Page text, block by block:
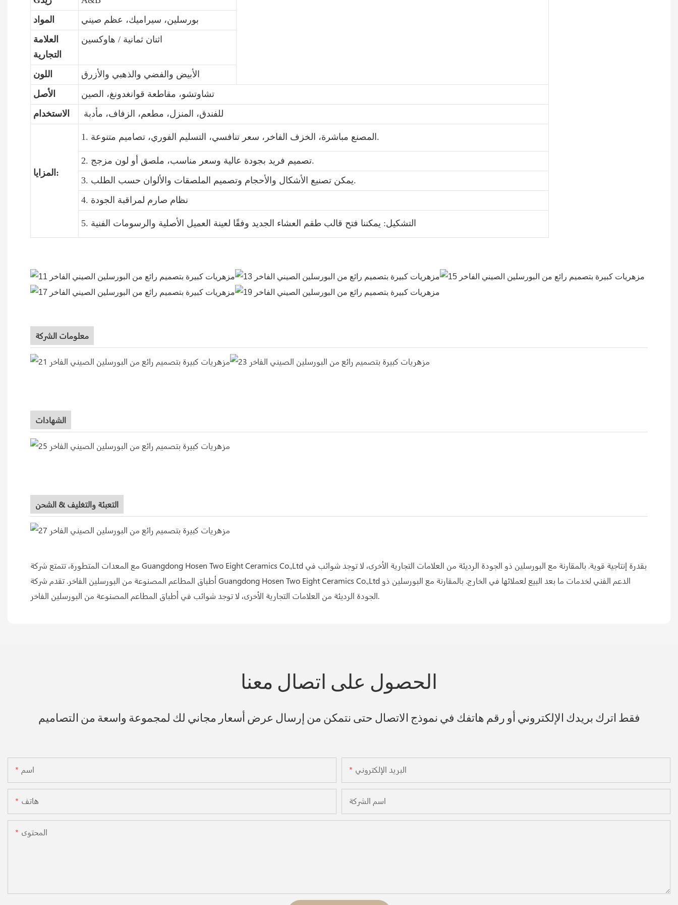
المواد
بورسلين، سيراميك، عظم صيني
العلامة
التجارية
اثنان ثمانية / هاوكسين
اللون
الأبيض والفضي والذهبي والأزرق
الأصل
تشاوتشو، مقاطعة قوانغدونغ، الصين
الاستخدام
للفندق، المنزل، مطعم، الزفاف، مأدبة
المزايا:
1. المصنع مباشرة، الخزف الفاخر، سعر تنافسي، التسليم الفوري، تصاميم متنوعة.
2. تصميم فريد بجودة عالية وسعر مناسب، ملصق أو لون مزجج.
3. يمكن تصنيع الأشكال والأحجام وتصميم الملصقات والألوان حسب الطلب.
4. نظام صارم لمراقبة الجودة
5. التشكيل: يمكننا فتح قالب طقم العشاء الجديد وفقًا لعينة العميل الأصلية والرسومات الفنية
معلومات الشركة
الشهادات
التعبئة والتغليف & الشحن
مع المعدات المتطورة، تتمتع شركة Guangdong Hosen Two Eight Ceramics Co.,Ltd بقدرة إنتاجية قوية. بالمقارنة مع البورسلين ذو الجودة الرديئة من العلامات التجارية الأخرى، لا توجد شوائب في
أطباق المطاعم المصنوعة من البورسلين الفاخر. تقدم شركة Guangdong Hosen Two Eight Ceramics Co.,Ltd الدعم الفني لخدمات ما بعد البيع لعملائها في الخارج. بالمقارنة مع البورسلين ذو
الجودة الرديئة من العلامات التجارية الأخرى، لا توجد شوائب في أطباق المطاعم المصنوعة من البورسلين الفاخر.
الحصول على اتصال معنا
فقط اترك بريدك الإلكتروني أو رقم هاتفك في نموذج الاتصال حتى نتمكن من إرسال عرض أسعار مجاني لك لمجموعة واسعة من التصاميم
اسم البريد الإلكتروني
هاتف اسم الشركة
المحتوى